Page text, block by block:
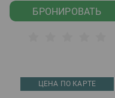
БРОНИРОВАТЬ
ЦЕНА ПО КАРТЕ